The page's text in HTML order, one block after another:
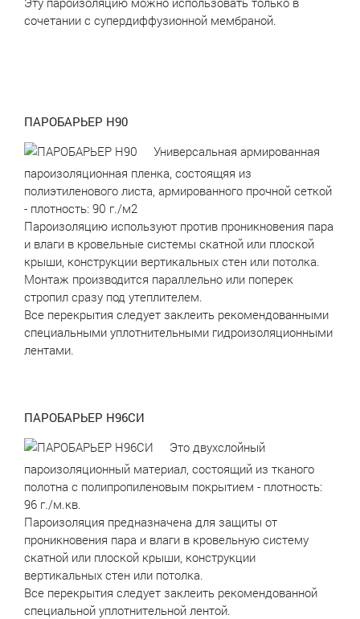
сочетании с супердиффузионной мембраной.
ПАРОБАРЬЕР Н90
Универсальная армированная
пароизоляционная пленка, состоящяя из
полиэтиленового листа, армированного прочной сеткой
- плотность: 90 г./м2
Пароизоляцию используют против проникновения пара
и влаги в кровельные системы скатной или плоской
крыши, конструкции вертикальных стен или потолка.
Монтаж производится параллельно или поперек
стропил сразу под утеплителем.
Все перекрытия следует заклеить рекомендованными
специальными уплотнительными гидроизоляционными
лентами.
ПАРОБАРЬЕР Н96СИ
Это двухслойный
пароизоляционный материал, состоящий из тканого
полотна с полипропиленовым покрытием - плотность:
96 г./м.кв.
Пароизоляция предназначена для защиты от
проникновения пара и влаги в кровельную систему
скатной или плоской крыши, конструкции
вертикальных стен или потолка.
Все перекрытия следует заклеить рекомендованной
специальной уплотнительной лентой.